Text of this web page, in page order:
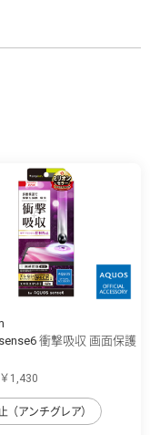
衝撃吸収 画面保護
1,430
（アンチグレア）